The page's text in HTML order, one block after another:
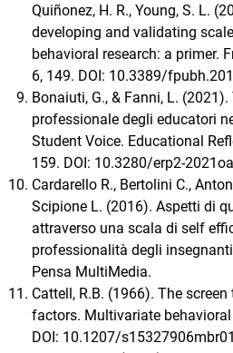
Quiñonez, H. R., Young, S. L.
developing and validating
behavioral research: a primer.
6, 149. DOI: 10.3389/
Bonaiuti, G., & Fanni, L.
professionale degli educatori
Student Voice. Educational
159. DOI: 10.3280/erp2-
Cardarello R., Bertolini C.,
Scipione L. (2016). Aspetti di
attraverso una scala di self
professionalità degli
Pensa MultiMedia.
Cattell, R.B. (1966). The
factors. Multivariate behavioral
DOI: 10.1207/